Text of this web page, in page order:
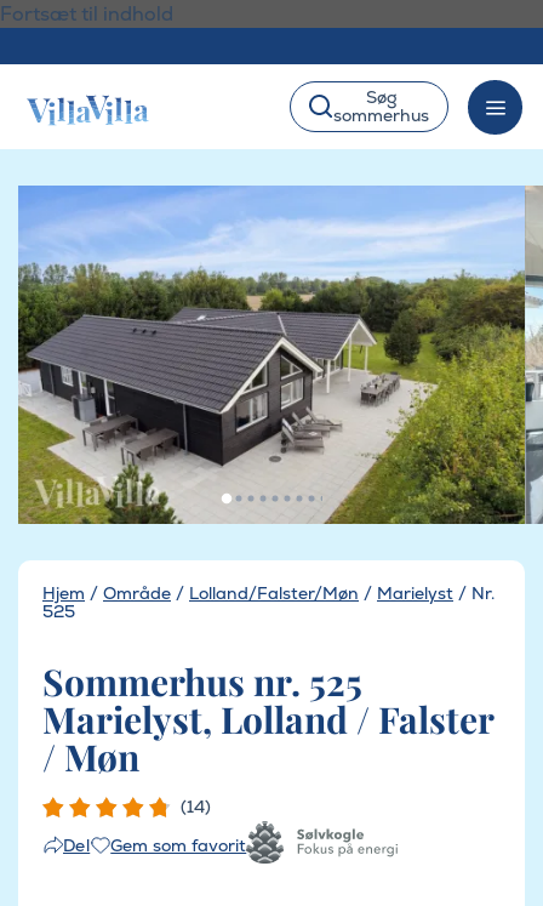
Fortsæt til indhold
Søg
sommerhus
Hjem / Område / Lolland/Falster/Møn / Marielyst / Nr.
525
Sommerhus nr. 525
Marielyst, Lolland / Falster
/ Møn
(14)
Del
Gem som favorit